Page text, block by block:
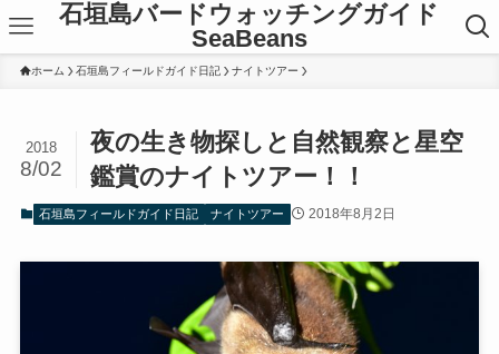
石垣島バードウォッチングガイド
SeaBeans
ホーム 石垣島フィールドガイド日記 ナイトツアー
夜の生き物探しと自然観察と星空
鑑賞のナイトツアー！！
2018
8/02
石垣島フィールドガイド日記 ナイトツアー 2018年8月2日